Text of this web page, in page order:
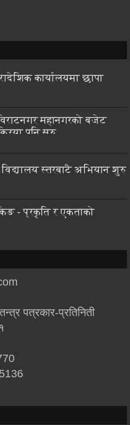
कार्यालयमा छापा
महानगरको बजेट
पनि सुरु
स्तरबाटै अभियान शुरु
- प्रकृति र एकताको
पत्रकार-प्रतिनिती